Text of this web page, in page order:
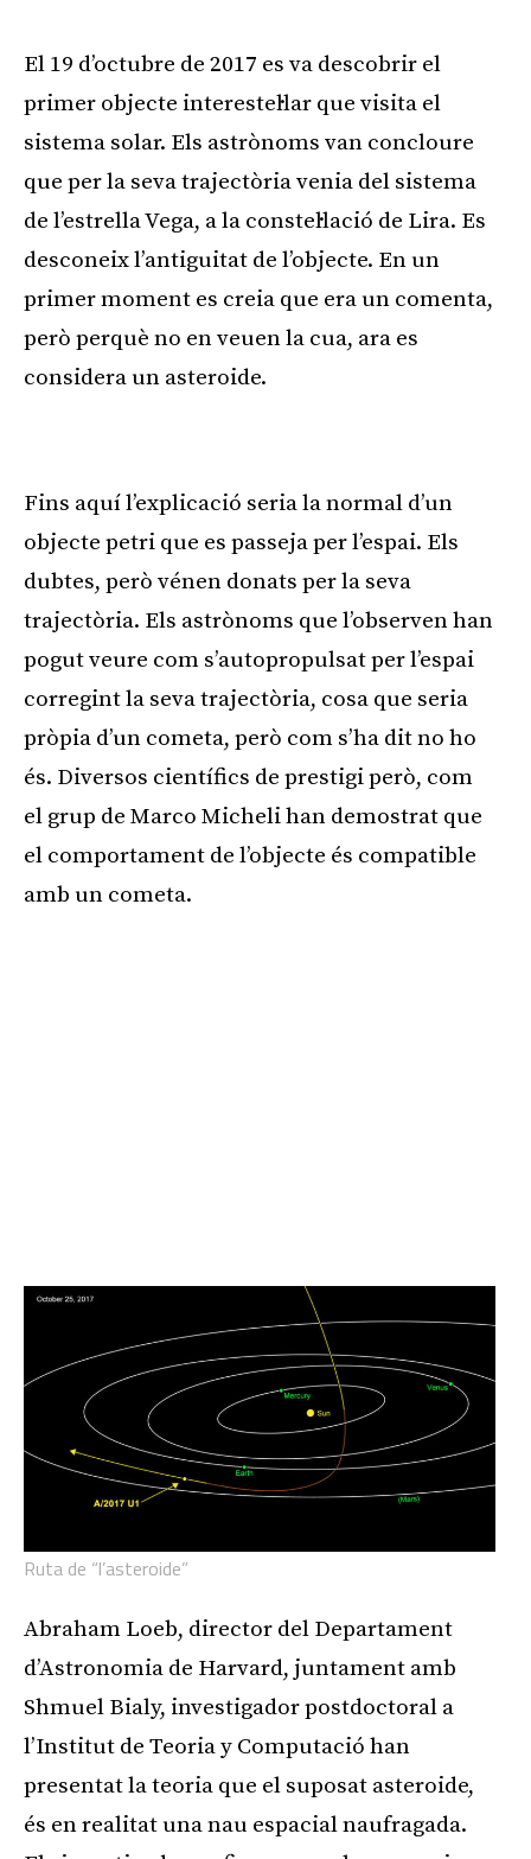
El 19 d’octubre de 2017 es va descobrir el
primer objecte interestel·lar que visita el
sistema solar. Els astrònoms van concloure
que per la seva trajectòria venia del sistema
de l’estrella Vega, a la constel·lació de Lira. Es
desconeix l’antiguitat de l’objecte. En un
primer moment es creia que era un comenta,
però perquè no en veuen la cua, ara es
considera un asteroide.
Fins aquí l’explicació seria la normal d’un
objecte petri que es passeja per l’espai. Els
dubtes, però vénen donats per la seva
trajectòria. Els astrònoms que l’observen han
pogut veure com s’autopropulsat per l’espai
corregint la seva trajectòria, cosa que seria
pròpia d’un cometa, però com s’ha dit no ho
és. Diversos científics de prestigi però, com
el grup de Marco Micheli han demostrat que
el comportament de l’objecte és compatible
amb un cometa.
Ruta de “l’asteroide”
Abraham Loeb, director del Departament
d’Astronomia de Harvard, juntament amb
Shmuel Bialy, investigador postdoctoral a
l’Institut de Teoria y Computació han
presentat la teoria que el suposat asteroide,
és en realitat una nau espacial naufragada.